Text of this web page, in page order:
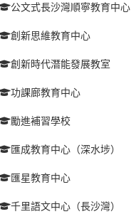
公文式長沙灣順寧教育中心
創新思維教育中心
創新時代潛能發展教室
功課廊教育中心
勵進補習學校
匯成教育中心（深水埗）
匯星教育中心
千里語文中心（長沙灣）